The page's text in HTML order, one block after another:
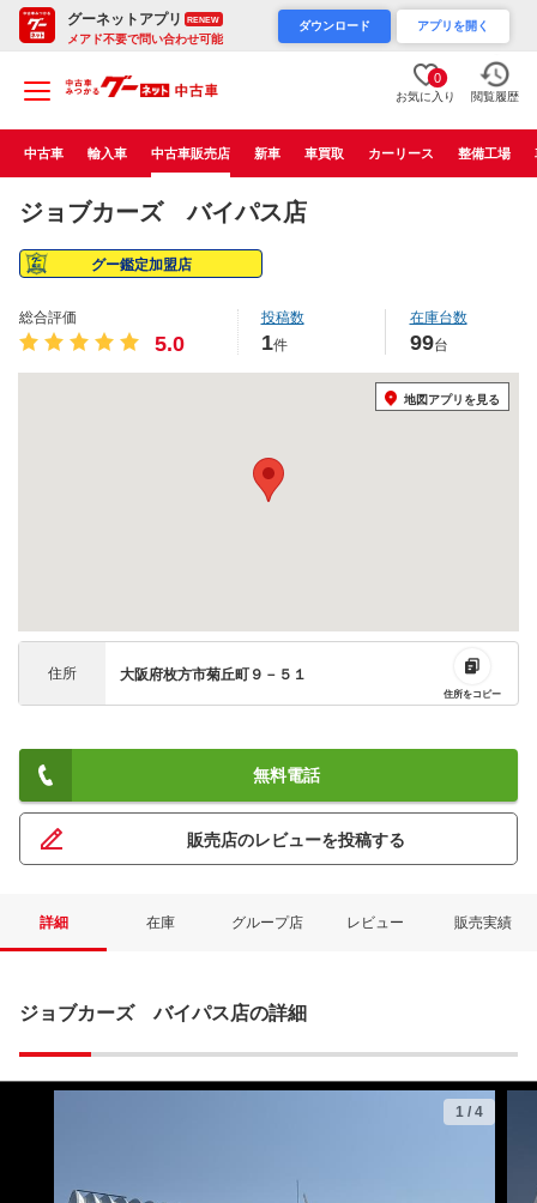
グーネットアプリ RENEW
メアド不要で問い合わせ可能
ダウンロード アプリを開く
0
お気に入り 閲覧履歴
中古車 輸入車 中古車販売店 新車 車買取 カーリース 整備工場
ジョブカーズ バイパス店
グー鑑定加盟店
総合評価
5.0
投稿数
1件
在庫台数
99台
地図アプリを見る
住所 大阪府枚方市菊丘町９－５１
住所をコピー
無料電話
販売店のレビューを投稿する
詳細 在庫 グループ店 レビュー 販売実績
ジョブカーズ バイパス店の詳細
1 / 4